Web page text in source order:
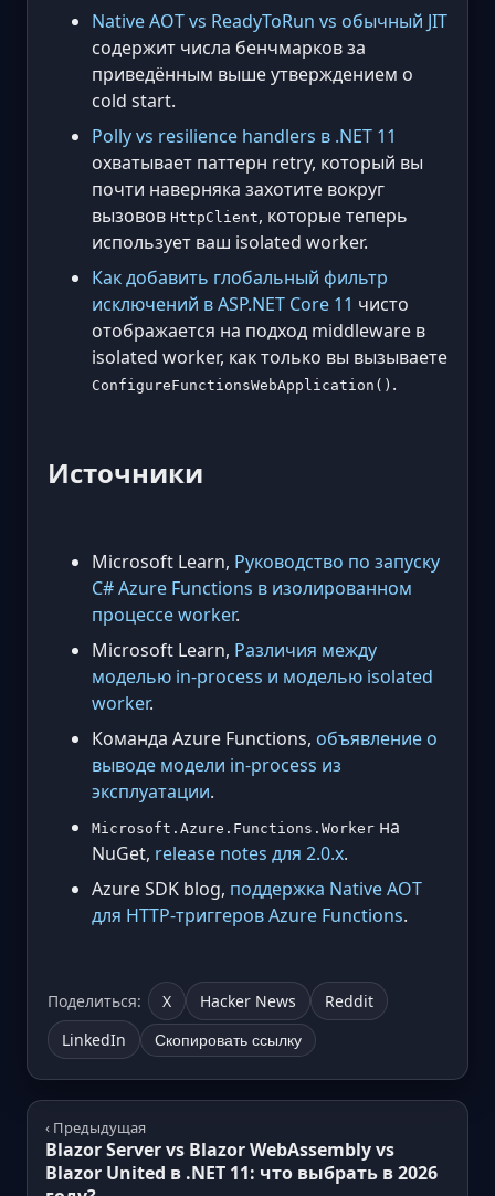
Native AOT vs ReadyToRun vs обычный JIT
содержит числа бенчмарков за
приведённым выше утверждением о
cold start.
Polly vs resilience handlers в .NET 11
охватывает паттерн retry, который вы
почти наверняка захотите вокруг
вызовов HttpClient, которые теперь
использует ваш isolated worker.
Как добавить глобальный фильтр
исключений в ASP.NET Core 11 чисто
отображается на подход middleware в
isolated worker, как только вы вызываете
ConfigureFunctionsWebApplication() .
Источники
Microsoft Learn, Руководство по запуску
C# Azure Functions в изолированном
процессе worker.
Microsoft Learn, Различия между
моделью in-process и моделью isolated
worker.
Команда Azure Functions, объявление о
выводе модели in-process из
эксплуатации.
Microsoft.Azure.Functions.Worker на
NuGet, release notes для 2.0.x.
Azure SDK blog, поддержка Native AOT
для HTTP-триггеров Azure Functions.
Поделиться: X Hacker News
Reddit
LinkedIn
Скопировать ссылку
‹ Предыдущая
Blazor Server vs Blazor WebAssembly vs
Blazor United в .NET 11: что выбрать в 2026